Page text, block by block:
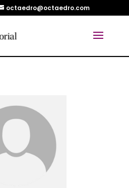
octaedro@octaedro.com